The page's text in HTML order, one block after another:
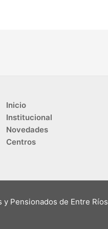
Inicio
Institucional
Novedades
Centros
Pensionados de Entre Ríos